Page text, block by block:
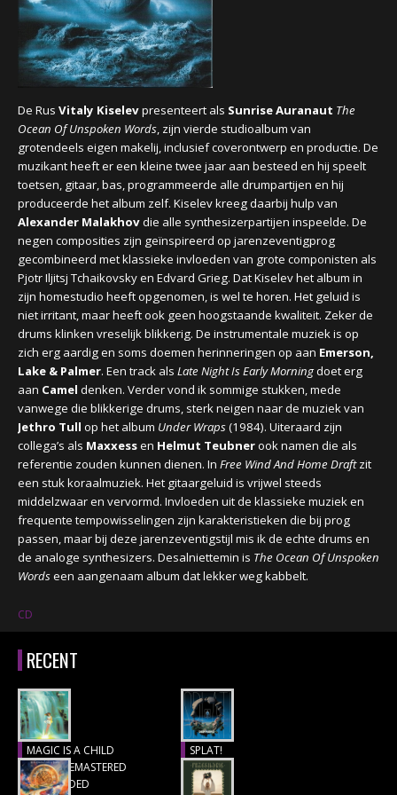
CONCERTBEZOEK
LINKS
De Rus Vitaly Kiselevpresenteert als Sunrise Auranaut The
Ocean Of Unspoken Words, zijn vierde studioalbum van
grotendeels eigen makelij, inclusief coverontwerp en productie. De
muzikant heeft er een kleine twee jaar aan besteed en hij speelt
toetsen, gitaar, bas, programmeerde alle drumpartijen en hij
produceerde het album zelf. Kiselev kreeg daarbij hulp van
Alexander Malakhovdie alle synthesizerpartijen inspeelde. De
negen composities zijn geïnspireerd op jarenzeventigprog
gecombineerd met klassieke invloeden van grote componisten als
Pjotr Iljitsj Tchaikovsky en Edvard Grieg. Dat Kiselev het album in
zijn homestudio heeft opgenomen, is wel te horen. Het geluid is
niet irritant, maar heeft ook geen hoogstaande kwaliteit. Zeker de
drums klinken vreselijk blikkerig. De instrumentale muziek is op
zich erg aardig en soms doemen herinneringen op aan Emerson,
Lake & Palmer. Een track als Late Night Is Early Morningdoet erg
aan Camel denken. Verder vond ik sommige stukken, mede
vanwege die blikkerige drums, sterk neigen naar de muziek van
Jethro Tull op het album Under Wraps(1984). Uiteraard zijn
collega’s als Maxxessen Helmut Teubnerook namen die als
referentie zouden kunnen dienen. In Free Wind And Home Draftzit
een stuk koraalmuziek. Het gitaargeluid is vrijwel steeds
middelzwaar en vervormd. Invloeden uit de klassieke muziek en
frequente tempowisselingen zijn karakteristieken die bij prog
passen, maar bij deze jarenzeventigstijl mis ik de echte drums en
de analoge synthesizers. Desalniettemin is The Ocean Of Unspoken
Wordseen aangenaam album dat lekker weg kabbelt.
CD
RECENT
MAGIC IS A CHILD
(1977), REMASTERED
& EXTENDED
SPLAT!
Recensie